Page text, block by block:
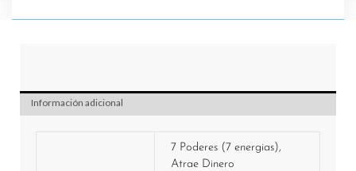
es
Información adicional
7 Poderes (7 energias),
Atrae Dinero